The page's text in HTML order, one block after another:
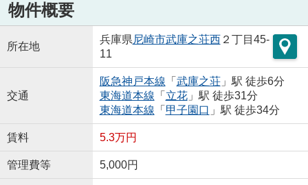
物件概要
所在地
兵庫県尼崎市武庫之荘西２丁目45-
11
交通
阪急神戸本線 「 武庫之荘」駅 徒歩6分
東海道本線 「 立花」駅 徒歩31分
東海道本線 「 甲子園口 」駅 徒歩34分
賃料 5.3万円
管理費等 5,000円